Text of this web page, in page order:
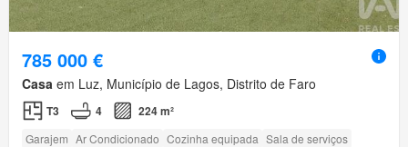
785 000 €
Casa em Luz, Município de Lagos, Distrito de Faro
T3 4 224 m²
Garajem Ar Condicionado Cozinha equipada Sala de serviços